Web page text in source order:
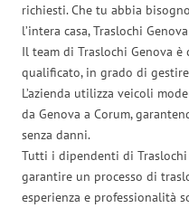
richiesti. Che tu abbia
l’intera casa, Traslochi
Il team di Traslochi Genova
qualificato, in grado di
L’azienda utilizza veicoli
da Genova a Corum,
senza danni.
Tutti i dipendenti di
garantire un processo di
esperienza e professionalità